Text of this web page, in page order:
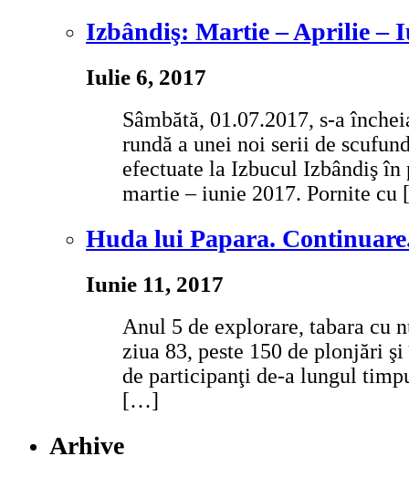
Izbândiş: Martie – Aprilie –
Iulie 6, 2017
Sâmbătă, 01.07.2017, s-a
rundă a unei noi serii de
efectuate la Izbucul Izbândiş în
martie – iunie 2017. Pornite
Huda lui Papara.
Iunie 11, 2017
Anul 5 de explorare, tabara cu
ziua 83, peste 150 de plonjări
de participanţi de-a lungul
[…]
Arhive